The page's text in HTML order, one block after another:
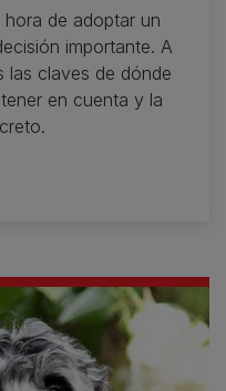
de adoptar un
importante. A
las claves de dónde
en cuenta y la